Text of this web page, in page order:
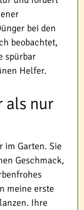
bei den
beobachtet,
spürbar
Helfer.
als nur
im Garten. Sie
Geschmack,
meine erste
Ihre